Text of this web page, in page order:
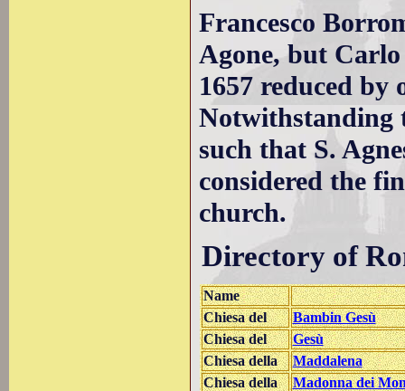
Francesco
Agone, but
1657 reduced
Notwithstanding
such that S.
considered the
church.
Directory of
Name
Chiesa del
Bambin Gesù
Chiesa del
Gesù
Chiesa della
Maddalena
Chiesa della
Madonna dei